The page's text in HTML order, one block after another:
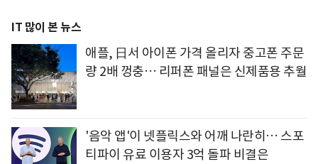
IT 많이 본 뉴스
애플, 日서 아이폰 가격 올리자 중고폰 주문
량 2배 껑충… 리퍼폰 패널은 신제품용 추월
'음악 앱'이 넷플릭스와 어깨 나란히… 스포
티파이 유료 이용자 3억 돌파 비결은